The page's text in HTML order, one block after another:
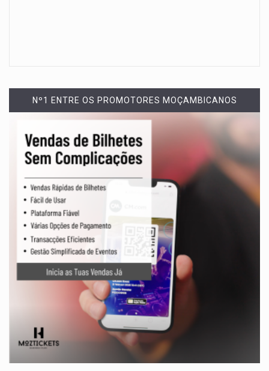
Nº1 ENTRE OS PROMOTORES MOÇAMBICANOS